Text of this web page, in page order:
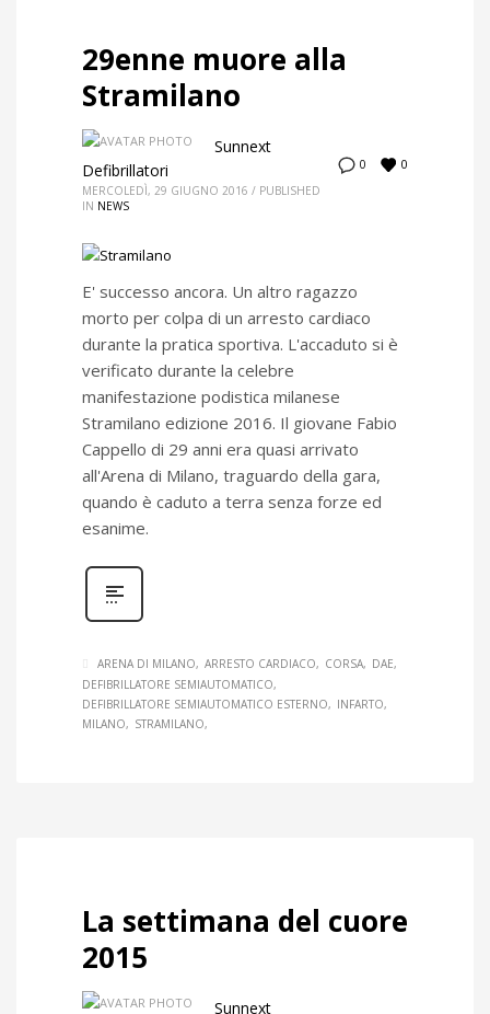
29enne muore alla
Stramilano
0 0
Sunnext
Defibrillatori
MERCOLEDÌ, 29 GIUGNO 2016 / PUBLISHED
IN NEWS
E' successo ancora. Un altro ragazzo
morto per colpa di un arresto cardiaco
durante la pratica sportiva. L'accaduto si è
verificato durante la celebre
manifestazione podistica milanese
Stramilano edizione 2016. Il giovane Fabio
Cappello di 29 anni era quasi arrivato
all'Arena di Milano, traguardo della gara,
quando è caduto a terra senza forze ed
esanime.
ARENA DI MILANO ARRESTO CARDIACO CORSA
DAE
DEFIBRILLATORE SEMIAUTOMATICO
DEFIBRILLATORE SEMIAUTOMATICO ESTERNO
INFARTO
MILANO
STRAMILANO
La settimana del cuore
2015
Sunnext